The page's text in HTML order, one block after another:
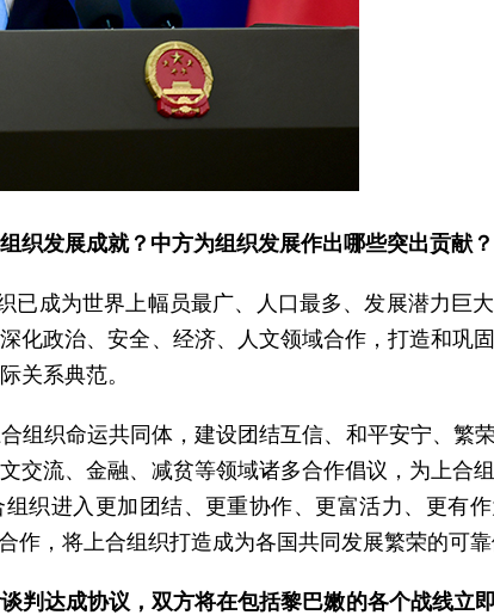
织发展成就？中方为组织发展作出哪些突出贡献？
已成为世界上幅员最广、人口最多、发展潜力巨
化政治、安全、经济、人文领域合作，打造和巩
关系典范。
组织命运共同体，建设团结互信、和平安宁、繁
交流、金融、减贫等领域诸多合作倡议，为上合
织进入更加团结、更重协作、更富活力、更有
，将上合组织打造成为各国共同发展繁荣的可靠
达成协议，双方将在包括黎巴嫩的各个战线立